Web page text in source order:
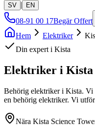
SV | EN
08-91 00 17Begär Offert
Hem
Elektriker
Din expert i Kista
Elektriker i Kista
Behörig elektriker i Kista. Vi
en behörig elektriker. Vi
Nära Kista Science